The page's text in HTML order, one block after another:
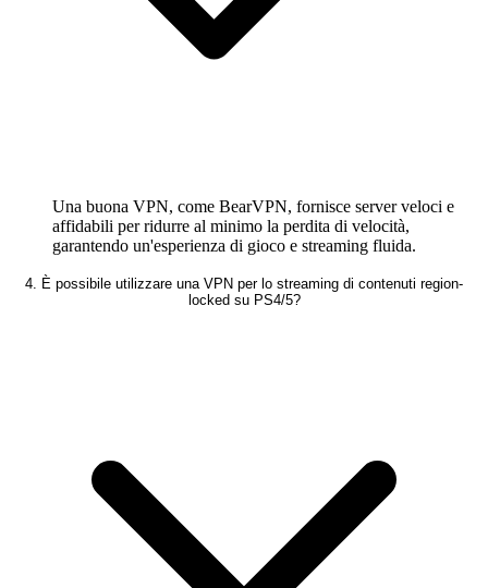
Una buona VPN, come BearVPN, fornisce server veloci e
affidabili per ridurre al minimo la perdita di velocità,
garantendo un'esperienza di gioco e streaming fluida.
4. È possibile utilizzare una VPN per lo streaming di contenuti region-
locked su PS4/5?